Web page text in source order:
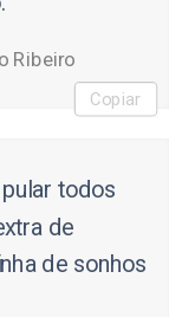
Ribeiro
Copiar
todos
de
de sonhos